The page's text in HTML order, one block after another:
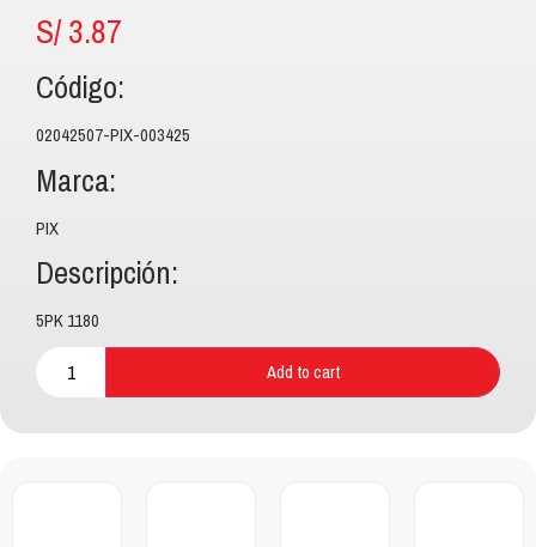
S/3.87
Código:
02042507-PIX-003425
Marca:
PIX
Descripción:
5PK 1180
Add to cart